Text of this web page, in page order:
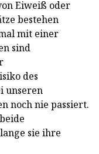
Eiweiß oder
bestehen
mit einer
sind
des
unseren
noch nie passiert.
sie ihre